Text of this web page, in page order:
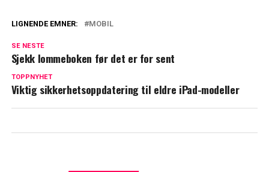
LIGNENDE EMNER: MOBIL
SE NESTE
Sjekk lommeboken før det er for sent
TOPPNYHET
Viktig sikkerhetsoppdatering til eldre iPad-modeller